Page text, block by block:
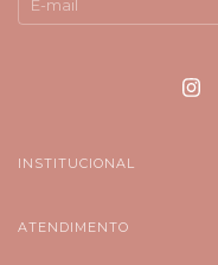
INSTITUCIONAL
ATENDIMENTO